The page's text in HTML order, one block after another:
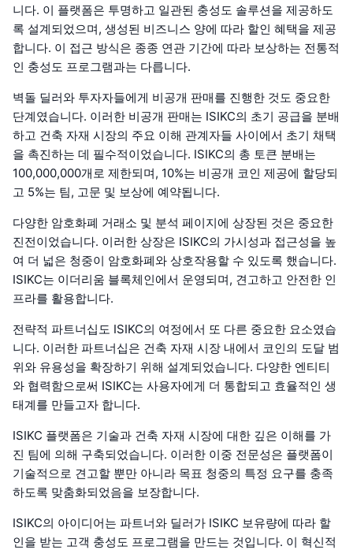
니다. 이 플랫폼은 투명하고 일관된 충성도 솔루션을 제공하도
록 설계되었으며, 생성된 비즈니스 양에 따라 할인 혜택을 제공
합니다. 이 접근 방식은 종종 연관 기간에 따라 보상하는 전통적
인 충성도 프로그램과는 다릅니다.
벽돌 딜러와 투자자들에게 비공개 판매를 진행한 것도 중요한
단계였습니다. 이러한 비공개 판매는 ISIKC의 초기 공급을 분배
하고 건축 자재 시장의 주요 이해 관계자들 사이에서 초기 채택
을 촉진하는 데 필수적이었습니다. ISIKC의 총 토큰 분배는
100,000,000개로 제한되며, 10%는 비공개 코인 제공에 할당되
고 5%는 팀, 고문 및 보상에 예약됩니다.
다양한 암호화폐 거래소 및 분석 페이지에 상장된 것은 중요한
진전이었습니다. 이러한 상장은 ISIKC의 가시성과 접근성을 높
여 더 넓은 청중이 암호화폐와 상호작용할 수 있도록 했습니다.
ISIKC는 이더리움 블록체인에서 운영되며, 견고하고 안전한 인
프라를 활용합니다.
전략적 파트너십도 ISIKC의 여정에서 또 다른 중요한 요소였습
니다. 이러한 파트너십은 건축 자재 시장 내에서 코인의 도달 범
위와 유용성을 확장하기 위해 설계되었습니다. 다양한 엔티티
와 협력함으로써 ISIKC는 사용자에게 더 통합되고 효율적인 생
태계를 만들고자 합니다.
ISIKC 플랫폼은 기술과 건축 자재 시장에 대한 깊은 이해를 가
진 팀에 의해 구축되었습니다. 이러한 이중 전문성은 플랫폼이
기술적으로 견고할 뿐만 아니라 목표 청중의 특정 요구를 충족
하도록 맞춤화되었음을 보장합니다.
ISIKC의 아이디어는 파트너와 딜러가 ISIKC 보유량에 따라 할
인을 받는 고객 충성도 프로그램을 만드는 것입니다. 이 혁신적